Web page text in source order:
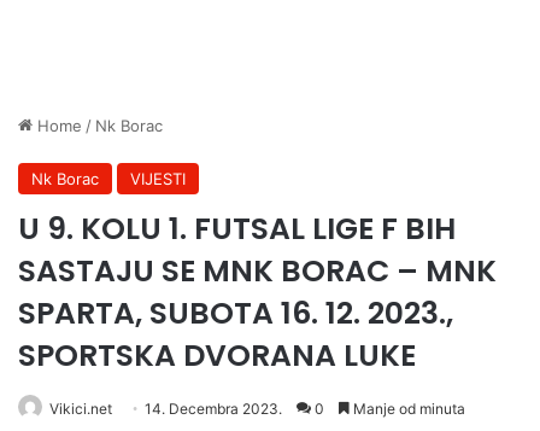
Home / Nk Borac
Nk Borac VIJESTI
U 9. KOLU 1. FUTSAL LIGE F BIH
SASTAJU SE MNK BORAC – MNK
SPARTA, SUBOTA 16. 12. 2023.,
SPORTSKA DVORANA LUKE
Vikici.net 14. Decembra 2023. 0 Manje od minuta